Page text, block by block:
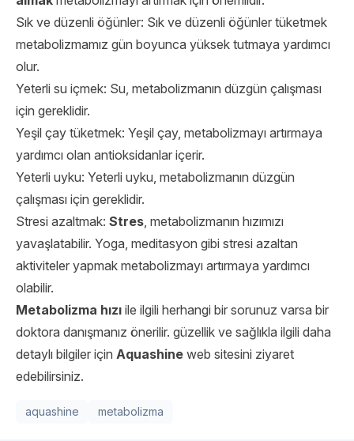
Sık ve düzenli öğünler: Sık ve düzenli öğünler tüketmek
metabolizmamız gün boyunca yüksek tutmaya yardımcı
olur.
Yeterli su içmek: Su, metabolizmanın düzgün çalışması
için gereklidir.
Yeşil çay tüketmek: Yeşil çay, metabolizmayı artırmaya
yardımcı olan antioksidanlar içerir.
Yeterli uyku: Yeterli uyku, metabolizmanın düzgün
çalışması için gereklidir.
Stresi azaltmak: Stres, metabolizmanın hızımızı
yavaşlatabilir. Yoga, meditasyon gibi stresi azaltan
aktiviteler yapmak metabolizmayı artırmaya yardımcı
olabilir.
Metabolizma hızı ile ilgili herhangi bir sorunuz varsa bir
doktora danışmanız önerilir. güzellik ve sağlıkla ilgili daha
detaylı bilgiler için Aquashine web sitesini ziyaret
edebilirsiniz.
aquashine metabolizma